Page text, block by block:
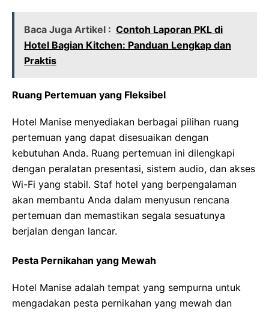
Baca Juga Artikel : Contoh Laporan PKL di
Hotel Bagian Kitchen: Panduan Lengkap dan
Praktis
Ruang Pertemuan yang Fleksibel
Hotel Manise menyediakan berbagai pilihan ruang
pertemuan yang dapat disesuaikan dengan
kebutuhan Anda. Ruang pertemuan ini dilengkapi
dengan peralatan presentasi, sistem audio, dan akses
Wi-Fi yang stabil. Staf hotel yang berpengalaman
akan membantu Anda dalam menyusun rencana
pertemuan dan memastikan segala sesuatunya
berjalan dengan lancar.
Pesta Pernikahan yang Mewah
Hotel Manise adalah tempat yang sempurna untuk
mengadakan pesta pernikahan yang mewah dan